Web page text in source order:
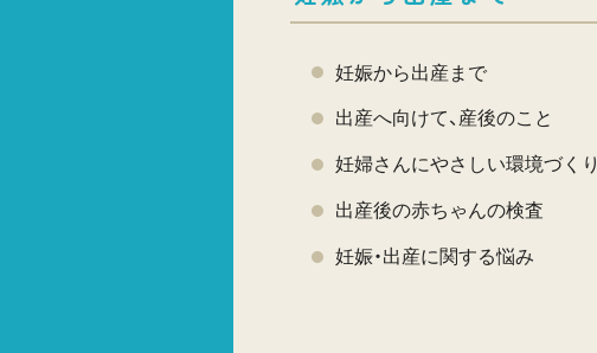
妊娠から出産まで
出産へ向けて、産後のこと
妊婦さんにやさしい環境づくり
出産後の赤ちゃんの検査
妊娠・出産に関する悩み